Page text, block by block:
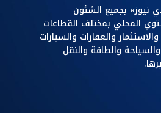
نيوز» بجميع الشئون
المحلي بمختلف القطاعات
والعقارات والسيارات
والطاقة والنقل